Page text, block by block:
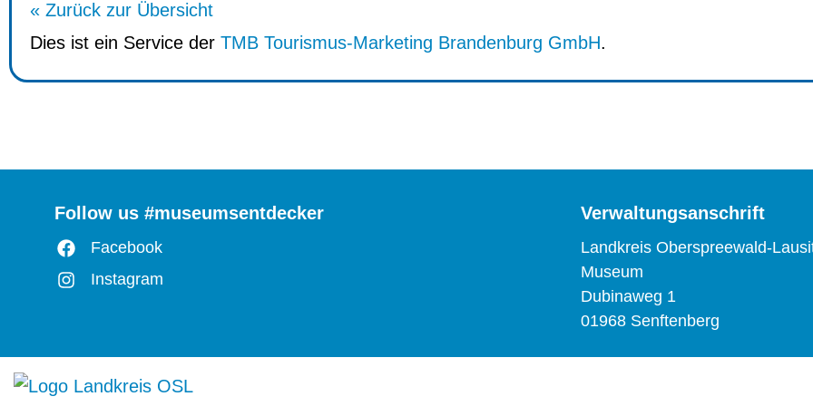
« Zurück zur Übersicht
Dies ist ein Service der TMB Tourismus-Marketing Brandenburg GmbH.
Follow us #museumsentdecker
Facebook
Instagram
Verwaltungsanschrift
Landkreis Oberspreewald-
Museum
Dubinaweg 1
01968 Senftenberg